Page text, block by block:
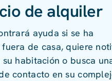
de alquiler
ayuda si se ha
de casa, quiere
habitación o busca
contacto en su